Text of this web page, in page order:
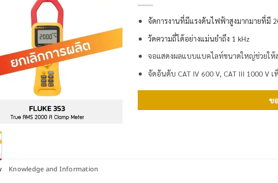
จัดการงานที่มีแรงดันไฟฟ้าสูงมากมายที่มี
วัดความถี่ได้อย่างแม่นยำถึง 1 kHz
จอแสดงผลแบบแบคไลท์ขนาดใหญ่ช่วยให้
จัดอันดับ CAT IV 600 V, CAT III 1000 V
ข
Knowledge and Information